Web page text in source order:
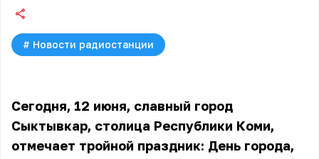
# Новости радиостанции
Сегодня, 12 июня, славный город
Сыктывкар, столица Республики Коми,
отмечает тройной праздник: День города,